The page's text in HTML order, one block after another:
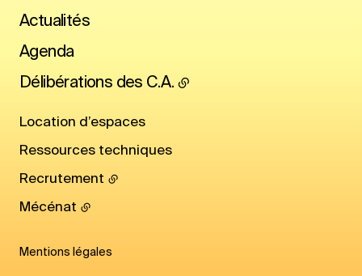
Actualités
Agenda
Délibérations des C.A.
Location d’espaces
Ressources techniques
Recrutement
Mécénat
Mentions légales